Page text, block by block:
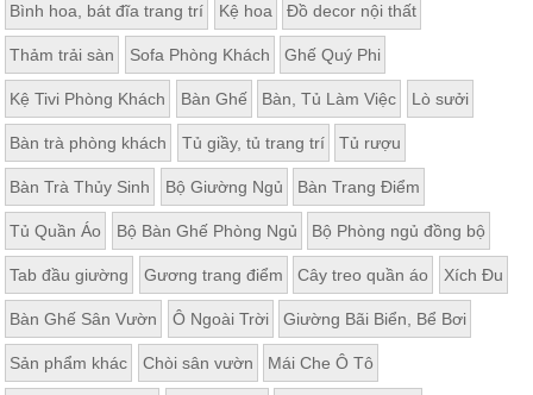
Bình hoa, bát đĩa trang trí Kệ hoa Đồ decor nội thất
Thảm trải sàn Sofa Phòng Khách Ghế Quý Phi
Kệ Tivi Phòng Khách Bàn Ghế Bàn, Tủ Làm Việc Lò sưởi
Bàn trà phòng khách Tủ giầy, tủ trang trí Tủ rượu
Bàn Trà Thủy Sinh Bộ Giường Ngủ Bàn Trang Điểm
Tủ Quần Áo Bộ Bàn Ghế Phòng Ngủ Bộ Phòng ngủ đồng bộ
Tab đầu giường Gương trang điểm Cây treo quần áo Xích Đu
Bàn Ghế Sân Vườn Ô Ngoài Trời Giường Bãi Biển, Bể Bơi
Sản phẩm khác Chòi sân vườn Mái Che Ô Tô